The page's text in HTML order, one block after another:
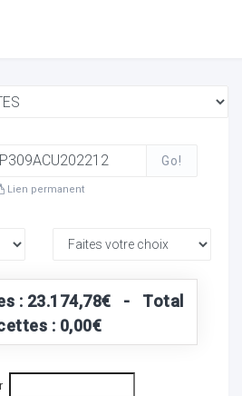
Go!
Lien permanent
: 23.174,78€ - Total
: 0,00€